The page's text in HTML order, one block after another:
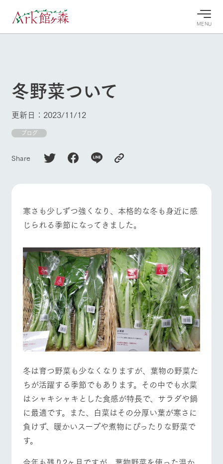
MENU
牧場へ行
営業時
間・料金
よくいた
だく質問
団体のお
客様へ
ペットを
お連れの
お客様へ
わせ・資
よく見られている情報
今日の牧
本日の営業時間
や牧場の天気、
状況などを毎日
Ark館ヶ森で開
催しているイベ
情報やスケジュ
ビゲート
施設・体験情報
フラワー
ガーデン
花のある美しい
自然環境の中、
季節の移り変わ
りを存分に味わ
う
動物とふ
れあう
触れて、感じ
て、学ぶ。館ヶ
森の雄大な自然
なかで動物とふ
れあう
アクティ
ビティ／
体験
ツリーハウスや
各種体験教室な
ど、楽しみなが
ら学べる様々な
アクティビティ
レストラ
ン
牧場の生産品を
知り尽くした料
理人が腕を振
い、ビュッフェ
スタイルで提供
ショップ
／お買い
丹精込めて育て
た生産品をはじ
め、牧場産の逸
品を取り揃えた
店舗
牧場マッ
プ
牧場マップのダ
ウンロード
Ark館ヶ森について
牧場に行く
生産品を見る
ArkFarm Wedding
お知らせ
ブログ
お問い合わせ・資料請求
生産品カタログ・資料DL
ネットショップ
牧場トップ 今日の牧場 牧場の楽しみ方
イベント/フェア レストラン/BBQ フラワーガーデン
動物とふれあう アクティビティ/体験 ショップ/お買い物
牧場マップを見る 周遊バス
よくあるご質問
団体のお客様へ
冬野菜ついて
更新日：2023/11/12
ブログ
Share
寒さも少しずつ強くなり、本格的な冬も身近に感
じられる季節になってきました。
冬は育つ野菜も少なくなりますが、葉物の野菜た
ちが活躍する季節でもあります。その中でも水菜
はシャキシャキとした食感が特長で、サラダや鍋
に最適です。また、白菜はその分厚い葉が寒さに
負けず、暖かいスープや煮物にぴったりな野菜で
す。